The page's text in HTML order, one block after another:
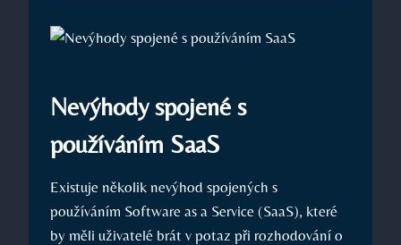
Nevýhody spojené s
používáním SaaS
Existuje několik nevýhod spojených s
používáním Software as a Service (SaaS), které
by měli uživatelé brát v potaz při rozhodování o